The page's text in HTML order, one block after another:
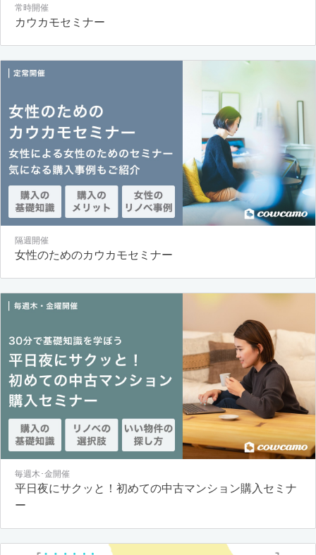
常時開催
カウカモセミナー
隔週開催
女性のためのカウカモセミナー
毎週木･金開催
平日夜にサクッと！初めての中古マンション購入セミナ
ー